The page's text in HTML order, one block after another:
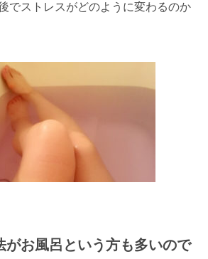
でストレスがどのように変わるのか
がお風呂という方も多いので